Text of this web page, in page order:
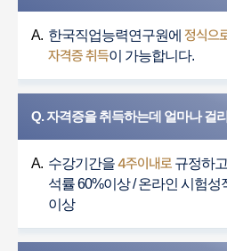
A. 한국직업능력연구원에 정식으
자격증 취득이 가능합니다.
Q. 자격증을 취득하는데 얼마나 걸
A. 수강기간을4주이내로규정하
석률 60%이상 / 온라인 시험성
이상